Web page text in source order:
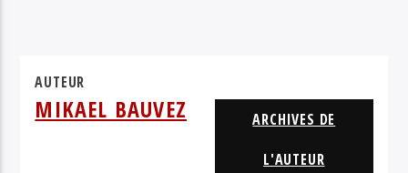
AUTEUR
MIKAEL BAUVEZ
ARCHIVES DE
L'AUTEUR